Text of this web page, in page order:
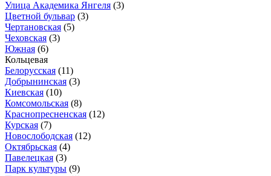
Улица Академика Янгеля (3)
Цветной бульвар (3)
Чертановская (5)
Чеховская (3)
Южная (6)
Кольцевая
Белорусская (11)
Добрынинская (3)
Киевская (10)
Комсомольская (8)
Краснопресненская (12)
Курская (7)
Новослободская (12)
Октябрьская (4)
Павелецкая (3)
Парк культуры (9)